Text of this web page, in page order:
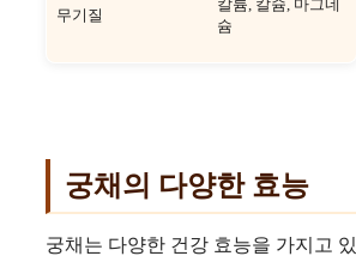
무기질
칼륨, 칼슘, 마그네
슘
궁채의 다양한 효능
궁채는 다양한 건강 효능을 가지고 있